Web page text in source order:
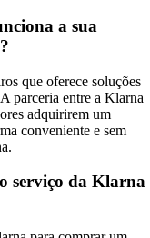
a sua
que oferece soluções
parceria entre a Klarna
adquirirem um
conveniente e sem
serviço da Klarna